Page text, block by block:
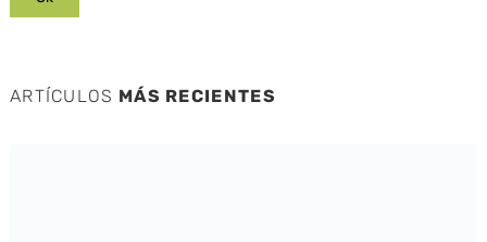
ARTÍCULOS MÁS RECIENTES